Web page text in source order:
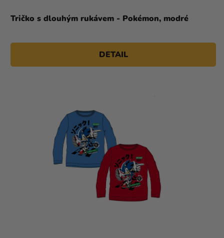
Tričko s dlouhým rukávem - Pokémon, modré
DETAIL